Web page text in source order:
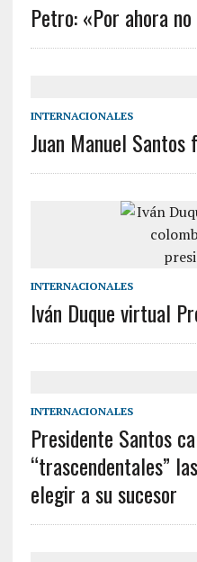
Petro: «Por ahora
INTERNACIONALES
Juan Manuel
INTERNACIONALES
Iván Duque virtual
INTERNACIONALES
Presidente Santos
“trascendentales”
elegir a su sucesor